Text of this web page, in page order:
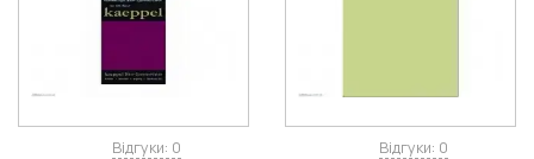
Відгуки: 0 Відгуки: 0